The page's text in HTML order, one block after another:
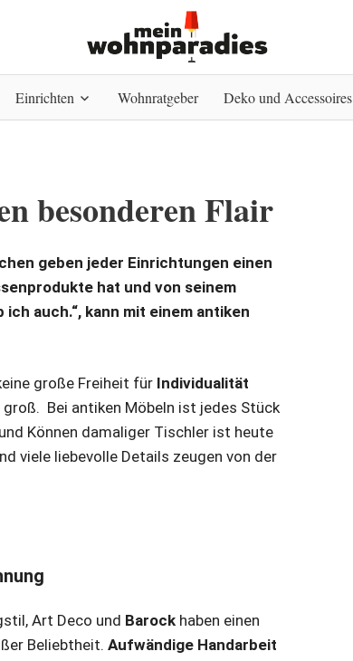
Einrichten Wohnratgeber Deko und Accessoires
besonderen Flair
geben jeder Einrichtungen einen
hat und von seinem
auch.“, kann mit einem antiken
große Freiheit für Individualität
groß. Bei antiken Möbeln ist jedes Stück
Können damaliger Tischler ist heute
viele liebevolle Details zeugen von der
Art Deco und Barock haben einen
Beliebtheit. Aufwändige Handarbeit